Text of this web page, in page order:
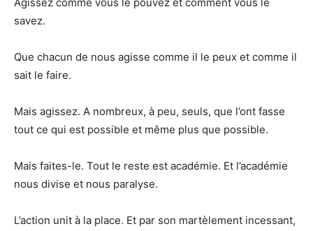
savez.
Que chacun de nous agisse comme il le peux et comme il
sait le faire.
Mais agissez. A nombreux, à peu, seuls, que l’ont fasse
tout ce qui est possible et même plus que possible.
Mais faites-le. Tout le reste est académie. Et l’académie
nous divise et nous paralyse.
L’action unit à la place. Et par son martèlement incessant,